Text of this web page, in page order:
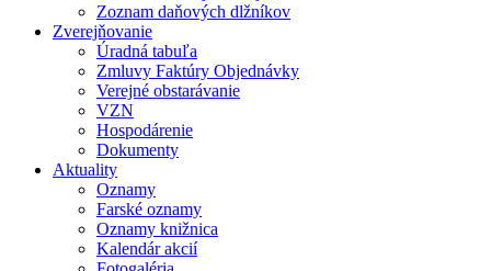
Zoznam daňových dlžníkov
Zverejňovanie
Úradná tabuľa
Zmluvy Faktúry Objednávky
Verejné obstarávanie
VZN
Hospodárenie
Dokumenty
Aktuality
Oznamy
Farské oznamy
Oznamy knižnica
Kalendár akcií